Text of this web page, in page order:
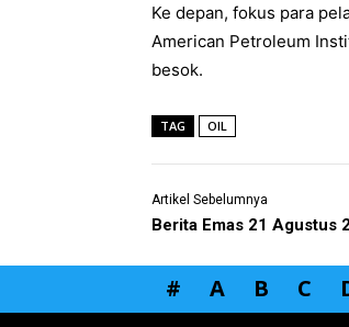
Ke depan, fokus para
American Petroleum
besok.
TAG OIL
Artikel Sebelumnya
Berita Emas 21 Agustus
# A B C